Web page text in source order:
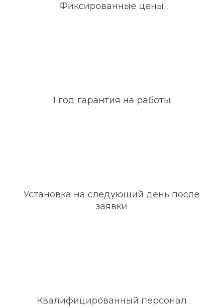
Фиксированные цены
1 год гарантия на работы
Установка на следующий день после
заявки
Квалифицированный персонал